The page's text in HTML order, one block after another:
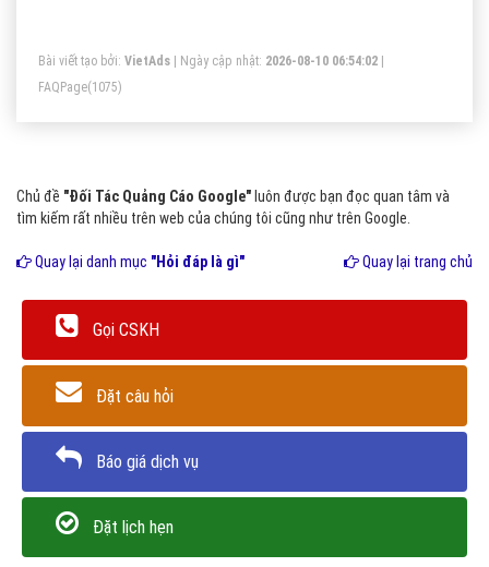
Bài viết tạo bởi: VietAds | Ngày cập nhật: 2026-08-10 06:54:02
FAQPage(1075)
Chủ đề "Đối Tác Quảng Cáo Google" luôn được bạn đọc quan tâm và
tìm kiếm rất nhiều trên web của chúng tôi cũng như trên Google.
Quay lại danh mục "Hỏi đáp là gì" Quay lại trang chủ
Gọi CSKH
Đặt câu hỏi
Báo giá dịch vụ
Đặt lịch hẹn